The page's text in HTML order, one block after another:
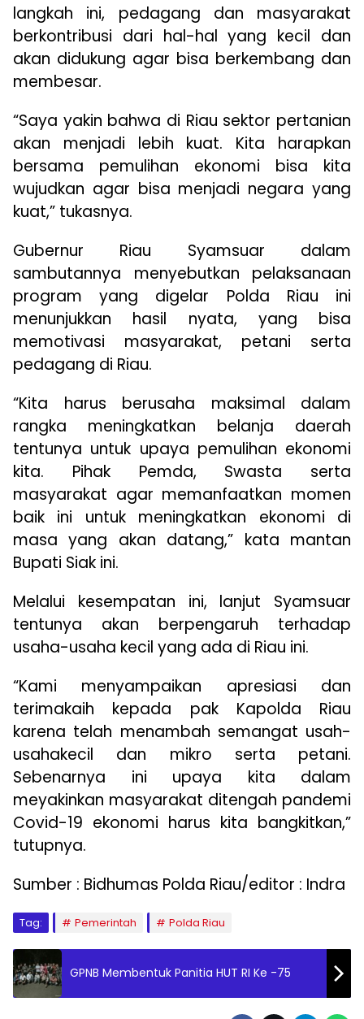
langkah ini, pedagang dan masyarakat
berkontribusi dari hal-hal yang kecil dan
akan didukung agar bisa berkembang dan
membesar.
“Saya yakin bahwa di Riau sektor pertanian
akan menjadi lebih kuat. Kita harapkan
bersama pemulihan ekonomi bisa kita
wujudkan agar bisa menjadi negara yang
kuat,” tukasnya.
Gubernur Riau Syamsuar dalam
sambutannya menyebutkan pelaksanaan
program yang digelar Polda Riau ini
menunjukkan hasil nyata, yang bisa
memotivasi masyarakat, petani serta
pedagang di Riau.
“Kita harus berusaha maksimal dalam
rangka meningkatkan belanja daerah
tentunya untuk upaya pemulihan ekonomi
kita. Pihak Pemda, Swasta serta
masyarakat agar memanfaatkan momen
baik ini untuk meningkatkan ekonomi di
masa yang akan datang,” kata mantan
Bupati Siak ini.
Melalui kesempatan ini, lanjut Syamsuar
tentunya akan berpengaruh terhadap
usaha-usaha kecil yang ada di Riau ini.
“Kami menyampaikan apresiasi dan
terimakaih kepada pak Kapolda Riau
karena telah menambah semangat usah-
usahakecil dan mikro serta petani.
Sebenarnya ini upaya kita dalam
meyakinkan masyarakat ditengah pandemi
Covid-19 ekonomi harus kita bangkitkan,”
tutupnya.
Sumber : Bidhumas Polda Riau/editor : Indra
Tag: Pemerintah Polda Riau
GPNB Membentuk Panitia HUT RI Ke -75